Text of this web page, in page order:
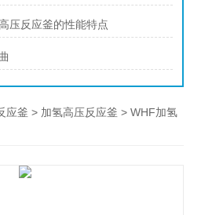
压反应釜的性能特点
应釜 > 加氢高压反应釜 > WHF加氢